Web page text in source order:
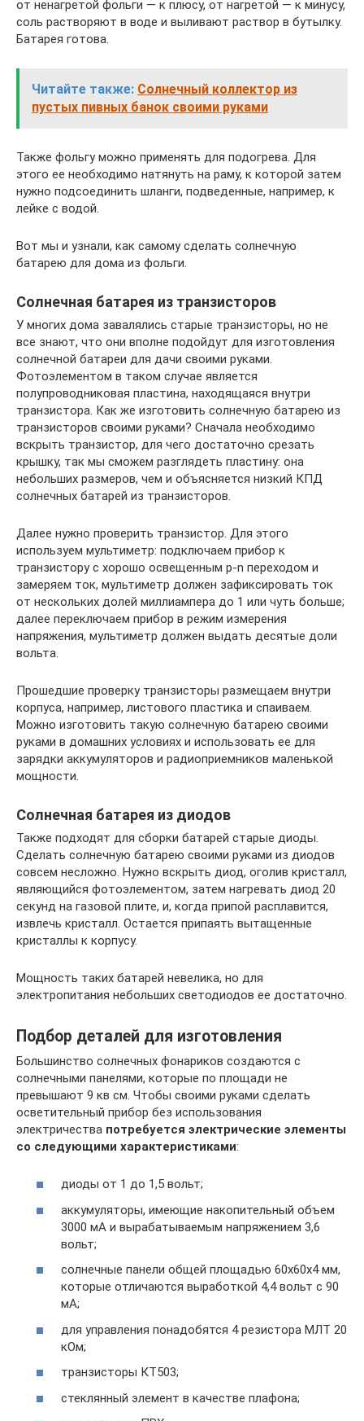
от ненагретой фольги — к плюсу, от нагретой — к минусу,
соль растворяют в воде и выливают раствор в бутылку.
Батарея готова.
Читайте также: Солнечный коллектор из
пустых пивных банок своими руками
Также фольгу можно применять для подогрева. Для
этого ее необходимо натянуть на раму, к которой затем
нужно подсоединить шланги, подведенные, например, к
лейке с водой.
Вот мы и узнали, как самому сделать солнечную
батарею для дома из фольги.
Солнечная батарея из транзисторов
У многих дома завалялись старые транзисторы, но не
все знают, что они вполне подойдут для изготовления
солнечной батареи для дачи своими руками.
Фотоэлементом в таком случае является
полупроводниковая пластина, находящаяся внутри
транзистора. Как же изготовить солнечную батарею из
транзисторов своими руками? Сначала необходимо
вскрыть транзистор, для чего достаточно срезать
крышку, так мы сможем разглядеть пластину: она
небольших размеров, чем и объясняется низкий КПД
солнечных батарей из транзисторов.
Далее нужно проверить транзистор. Для этого
используем мультиметр: подключаем прибор к
транзистору с хорошо освещенным p-n переходом и
замеряем ток, мультиметр должен зафиксировать ток
от нескольких долей миллиампера до 1 или чуть больше;
далее переключаем прибор в режим измерения
напряжения, мультиметр должен выдать десятые доли
вольта.
Прошедшие проверку транзисторы размещаем внутри
корпуса, например, листового пластика и спаиваем.
Можно изготовить такую солнечную батарею своими
руками в домашних условиях и использовать ее для
зарядки аккумуляторов и радиоприемников маленькой
мощности.
Солнечная батарея из диодов
Также подходят для сборки батарей старые диоды.
Сделать солнечную батарею своими руками из диодов
совсем несложно. Нужно вскрыть диод, оголив кристалл,
являющийся фотоэлементом, затем нагревать диод 20
секунд на газовой плите, и, когда припой расплавится,
извлечь кристалл. Остается припаять вытащенные
кристаллы к корпусу.
Мощность таких батарей невелика, но для
электропитания небольших светодиодов ее достаточно.
Подбор деталей для изготовления
Большинство солнечных фонариков создаются с
солнечными панелями, которые по площади не
превышают 9 кв см. Чтобы своими руками сделать
осветительный прибор без использования
электричества потребуется электрические элементы
со следующими характеристиками:
диоды от 1 до 1,5 вольт;
аккумуляторы, имеющие накопительный объем
3000 мА и вырабатываемым напряжением 3,6
вольт;
солнечные панели общей площадью 60х60х4 мм,
которые отличаются выработкой 4,4 вольт с 90
мА;
для управления понадобятся 4 резистора МЛТ 20
кОм;
транзисторы КТ503;
стеклянный элемент в качестве плафона;